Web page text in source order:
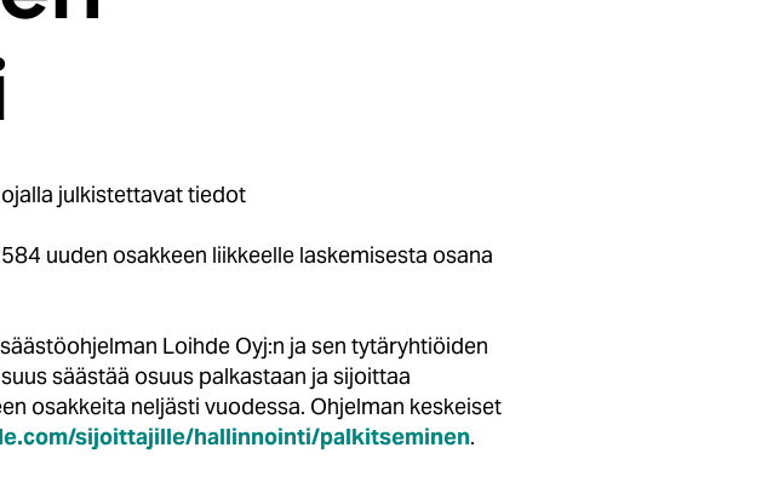
julkistettavat tiedot
uuden osakkeen liikkeelle laskemisesta osana
Loihde Oyj:n ja sen tytäryhtiöiden
säästää osuus palkastaan ja sijoittaa
osakkeita neljästi vuodessa. Ohjelman keskeiset
sijoittajille/hallinnointi/palkitseminen.